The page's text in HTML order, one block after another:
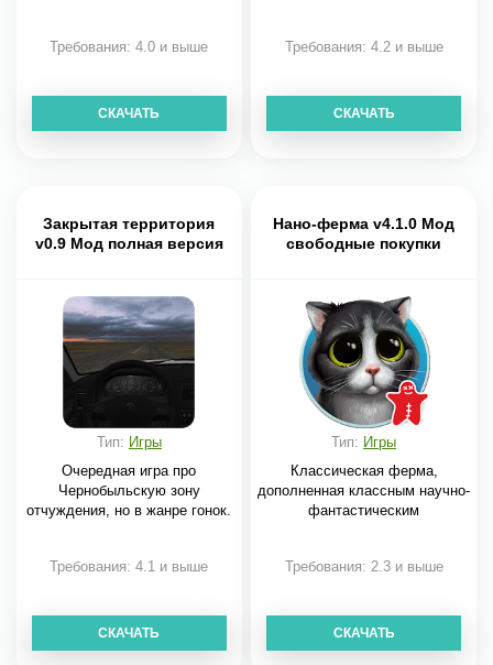
Требования: 4.0 и выше
СКАЧАТЬ
Требования: 4.2 и выше
СКАЧАТЬ
Закрытая территория
v0.9 Мод полная версия
Тип: Игры
Очередная игра про
Чернобыльскую зону
отчуждения, но в жанре гонок.
Требования: 4.1 и выше
СКАЧАТЬ
Нано-ферма v4.1.0 Мод
свободные покупки
Тип: Игры
Классическая ферма,
дополненная классным научно-
фантастическим
Требования: 2.3 и выше
СКАЧАТЬ